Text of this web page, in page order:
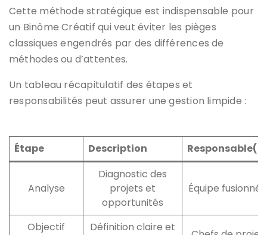
Cette méthode stratégique est indispensable pour
un Binôme Créatif qui veut éviter les pièges
classiques engendrés par des différences de
méthodes ou d’attentes.
Un tableau récapitulatif des étapes et
responsabilités peut assurer une gestion limpide :
Étape Description Responsable(s)
Analyse
Diagnostic des
projets et
opportunités
Équipe fusionnée
Objectif
Définition claire et